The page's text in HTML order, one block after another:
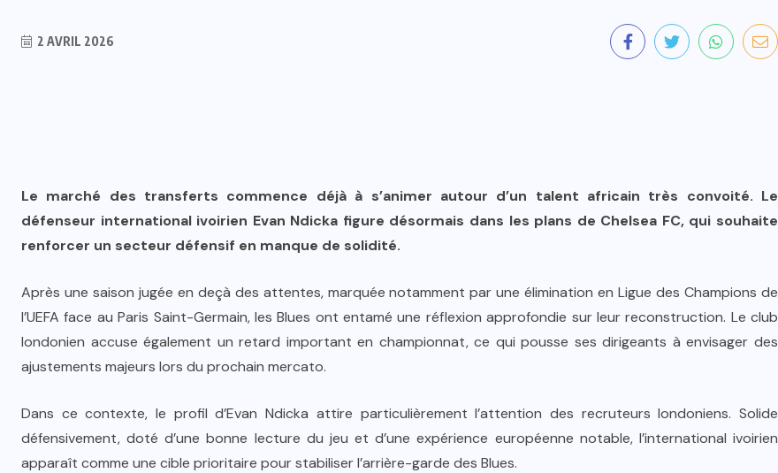
2 AVRIL 2026
Le marché des transferts commence déjà à s’animer autour d’un talent africain très convoité. Le
défenseur international ivoirien Evan Ndicka figure désormais dans les plans de Chelsea FC, qui souhaite
renforcer un secteur défensif en manque de solidité.
Après une saison jugée en deçà des attentes, marquée notamment par une élimination en Ligue des Champions de
l’UEFA face au Paris Saint-Germain, les Blues ont entamé une réflexion approfondie sur leur reconstruction. Le club
londonien accuse également un retard important en championnat, ce qui pousse ses dirigeants à envisager des
ajustements majeurs lors du prochain mercato.
Dans ce contexte, le profil d’Evan Ndicka attire particulièrement l’attention des recruteurs londoniens. Solide
défensivement, doté d’une bonne lecture du jeu et d’une expérience européenne notable, l’international ivoirien
apparaît comme une cible prioritaire pour stabiliser l’arrière-garde des Blues.